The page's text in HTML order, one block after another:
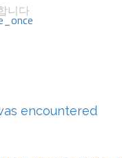
encountered
니다